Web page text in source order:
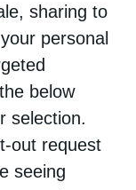
sharing to
personal
below
selection.
out request
seeing
«Αριστοτέλης
οι
το οποίο